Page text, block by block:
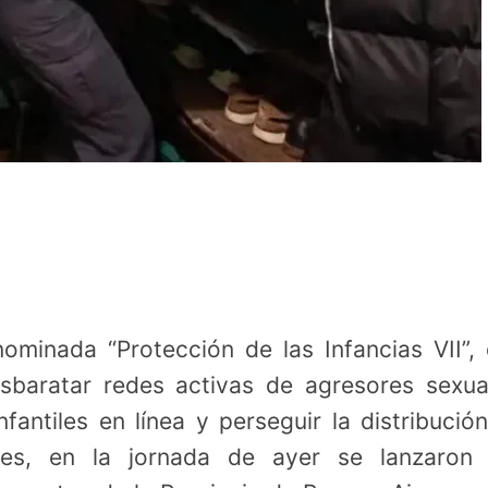
“Protección de las Infancias VII”,
redes activas de agresores
en línea y perseguir la
en la jornada de ayer se lanzaron